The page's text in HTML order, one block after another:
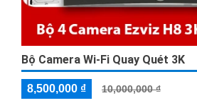
Bộ Camera Wi-Fi Quay Quét 3K
8,500,000 ₫ 10,000,000 ₫